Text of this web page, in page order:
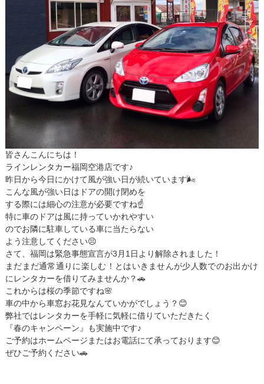
皆さんこんにちは！
ラインレンタカー福岡空港店です♪
昨日から今日にかけて風が強い日が続いています🌬
こんな風が強い日はドアの開け閉めを
する際には細心の注意が必要ですね☝️
特に車のドアは風に持っていかれやすい
のでお隣に駐車している車に当たらない
よう注意してください😣
さて、福岡は緊急事態宣言が3月1日より解除されました！
まだまだ通常通りに楽しむ！とはいきませんが少人数でのお出かけ
にレンタカーを借りてみませんか？🚗
これからは桜の季節ですね🌸
車の中から車窓お花見なんていかがでしょう？😊
弊社ではレンタカーを手軽に気軽に借りていただきたく
『春のキャンペーン』も実施中です♪
ご予約はホームページまたはお電話にて承っております😊
ぜひご予約ください🚗